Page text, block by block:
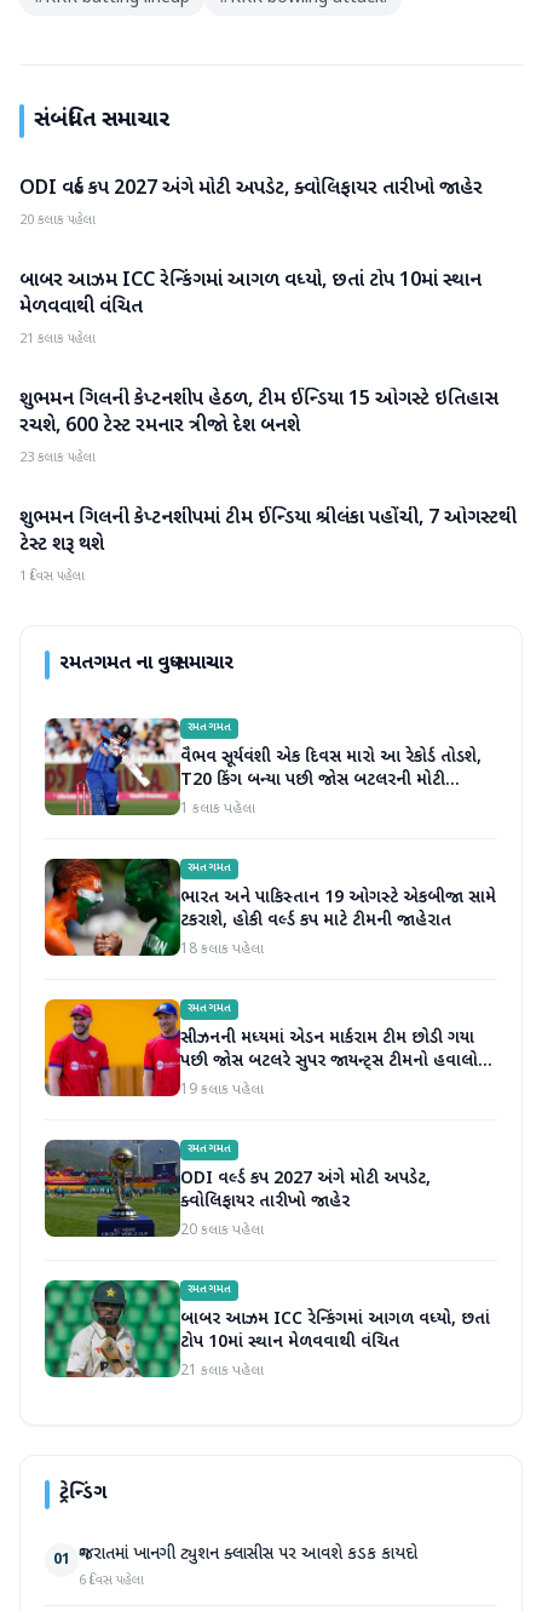
સંબંધિત સમાચાર
રમતગમત
ODI વર્લ્ડ કપ 2027 અંગે મોટી અપડેટ, ક્વોલિફાયર તારીખો જાહેર
20 કલાક પહેલા
રમતગમત
બાબર આઝમ ICC રેન્કિંગમાં આગળ વધ્યો, છતાં ટોપ 10માં સ્થાન
મેળવવાથી વંચિત
21 કલાક પહેલા
રમતગમત
શુભમન ગિલની કેપ્ટનશીપ હેઠળ, ટીમ ઈન્ડિયા 15 ઓગસ્ટે ઇતિહાસ
રચશે, 600 ટેસ્ટ રમનાર ત્રીજો દેશ બનશે
23 કલાક પહેલા
રમતગમત
શુભમન ગિલની કેપ્ટનશીપમાં ટીમ ઈન્ડિયા શ્રીલંકા પહોંચી, 7 ઓગસ્ટથી
ટેસ્ટ શરૂ થશે
1 દિવસ પહેલા
રમતગમતના વધુ સમાચાર
રમતગમત
વૈભવ સૂર્યવંશી એક દિવસ મારો આ રેકોર્ડ તોડશે,
T20 કિંગ બન્યા પછી જોસ બટલરની મોટી
ભવિષ્યવાણી
1 કલાક પહેલા
રમતગમત
ભારત અને પાકિસ્તાન 19 ઓગસ્ટે એકબીજા સામે
ટકરાશે, હોકી વર્લ્ડ કપ માટે ટીમની જાહેરાત
18 કલાક પહેલા
રમતગમત
સીઝનની મધ્યમાં એડન માર્કરામ ટીમ છોડી ગયા
પછી જોસ બટલરે સુપર જાયન્ટ્સ ટીમનો હવાલો
સંભાળ્યો
19 કલાક પહેલા
રમતગમત
ODI વર્લ્ડ કપ 2027 અંગે મોટી અપડેટ,
ક્વોલિફાયર તારીખો જાહેર
20 કલાક પહેલા
રમતગમત
બાબર આઝમ ICC રેન્કિંગમાં આગળ વધ્યો, છતાં
ટોપ 10માં સ્થાન મેળવવાથી વંચિત
21 કલાક પહેલા
ટ્રેન્ડિંગ
01 ગુજરાતમાં ખાનગી ટ્યુશન ક્લાસીસ પર આવશે કડક કાયદો
6 દિવસ પહેલા